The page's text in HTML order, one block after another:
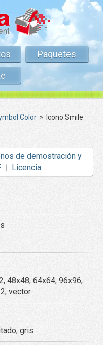
Paquetes
Color »
Icono Smile
de demostración y
Licencia
48x48, 64x64, 96x96,
vector
gris